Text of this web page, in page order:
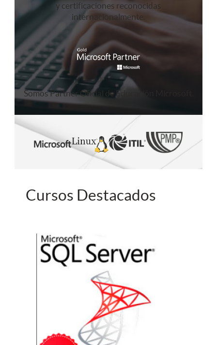
y certificaciones reconocidas
internacionalmente.
Somos Partner Oficial de Educación Microsoft.
Cursos Destacados